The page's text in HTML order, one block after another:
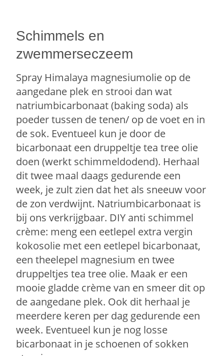
Schimmels en
zwemmerseczeem
Spray Himalaya magnesiumolie op de
aangedane plek en strooi dan wat
natriumbicarbonaat (baking soda) als
poeder tussen de tenen/ op de voet en in
de sok. Eventueel kun je door de
bicarbonaat een druppeltje tea tree olie
doen (werkt schimmeldodend). Herhaal
dit twee maal daags gedurende een
week, je zult zien dat het als sneeuw voor
de zon verdwijnt. Natriumbicarbonaat is
bij ons verkrijgbaar. DIY anti schimmel
crème: meng een eetlepel extra vergin
kokosolie met een eetlepel bicarbonaat,
een theelepel magnesium en twee
druppeltjes tea tree olie. Maak er een
mooie gladde crème van en smeer dit op
de aangedane plek. Ook dit herhaal je
meerdere keren per dag gedurende een
week. Eventueel kun je nog losse
bicarbonaat in je schoenen of sokken